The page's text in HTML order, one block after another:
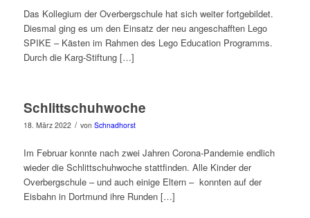
Das Kollegium der Overbergschule hat sich weiter fortgebildet.
Diesmal ging es um den Einsatz der neu angeschafften Lego
SPIKE – Kästen im Rahmen des Lego Education Programms.
Durch die Karg-Stiftung […]
Schlittschuhwoche
18. März 2022 / von Schnadhorst
Im Februar konnte nach zwei Jahren Corona-Pandemie endlich
wieder die Schlittschuhwoche stattfinden. Alle Kinder der
Overbergschule – und auch einige Eltern – konnten auf der
Eisbahn in Dortmund ihre Runden […]